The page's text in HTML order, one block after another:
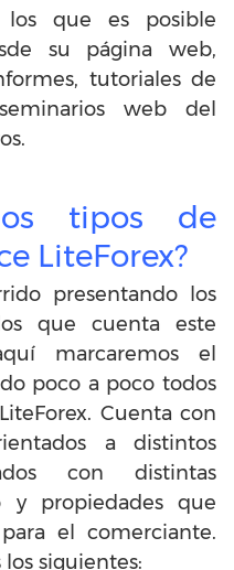
que es posible
su página web,
tutoriales de
web del
tipos de
LiteForex?
presentando los
que cuenta este
marcaremos el
poco a poco todos
Cuenta con
a distintos
con distintas
y propiedades que
el comerciante.
siguientes: